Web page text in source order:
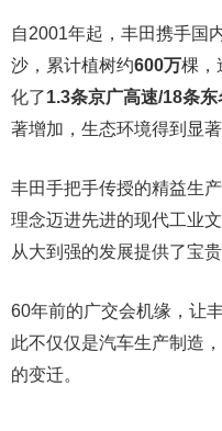
自2001年起，丰田携手国
沙，累计植树约600万棵，
化了1.3条京广高速/18条东
著增加，生态环境得到显著
丰田手把手传授的精益生
理念迈进先进的现代工业
从大到强的发展提供了宝
60年前的广交会机缘，让
此不仅仅是汽车生产制造
的变迁。